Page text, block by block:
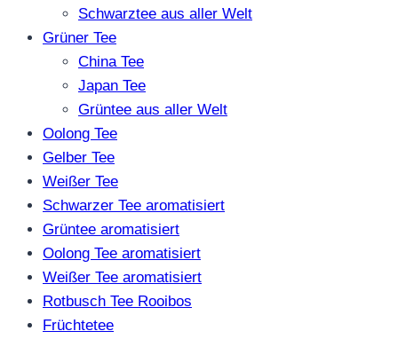
Schwarztee aus aller Welt
Grüner Tee
China Tee
Japan Tee
Grüntee aus aller Welt
Oolong Tee
Gelber Tee
Weißer Tee
Schwarzer Tee aromatisiert
Grüntee aromatisiert
Oolong Tee aromatisiert
Weißer Tee aromatisiert
Rotbusch Tee Rooibos
Früchtetee